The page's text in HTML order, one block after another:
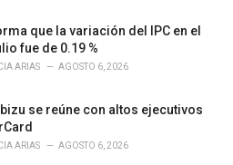
que la variación del IPC en el
fue de 0.19 %
ARIAS AGOSTO 6, 2026
se reúne con altos ejecutivos
ARIAS AGOSTO 6, 2026